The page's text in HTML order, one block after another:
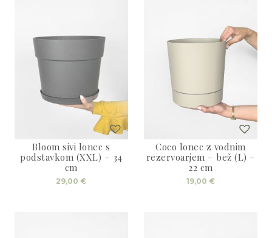
Bloom sivi lonec s
podstavkom (XXL) – 34
cm
29,00 €
Coco lonec z vodnim
rezervoarjem – bež (L) –
22 cm
19,00 €